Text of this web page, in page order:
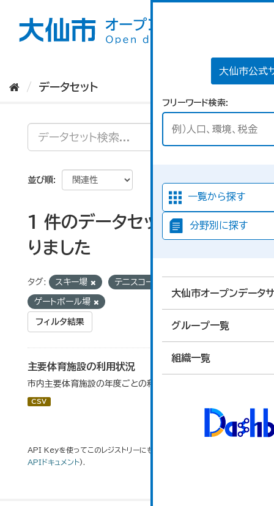
大仙市公式
フリーワード検索
一覧から探す
分野別に探す
大仙市オープンデータ
グループ一覧
組織一覧
データセット
並び順
1 件のデータセットが見つか
りました
タグ: スキー場 テニスコート
ゲートボール場
フィルタ結果
主要体育施設の利用状況
市内主要体育施設の年度ごとの利用状況データです。
CSV
API Keyを使ってこのレジストリーにもアクセス可能です
APIドキュメント).